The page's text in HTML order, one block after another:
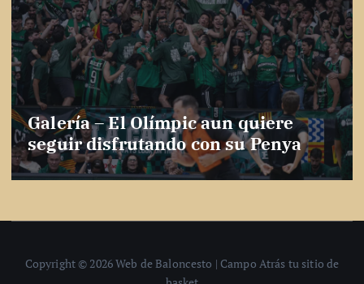
Galería – El Olímpic aun quiere
seguir disfrutando con su Penya
Copyright © 2026 Web de Baloncesto | Campo Atrás tu sitio de